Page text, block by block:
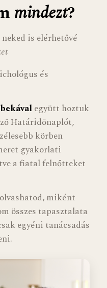
mindezt?
is elérhetővé
és
együtt hoztuk
Határidőnaplót,
körben
gyakorlati
a fiatal felnőtteket
miként
összes tapasztalata
egyéni tanácsadás